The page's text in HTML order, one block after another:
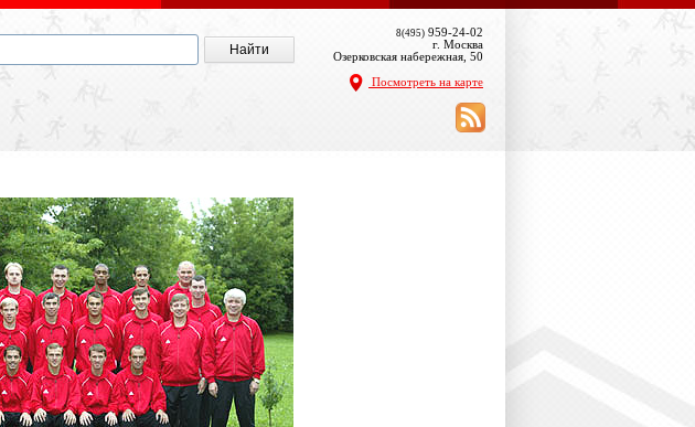
8(495) 959-24-02
г. Москва
Озерковская набережная, 50
Посмотреть на карте